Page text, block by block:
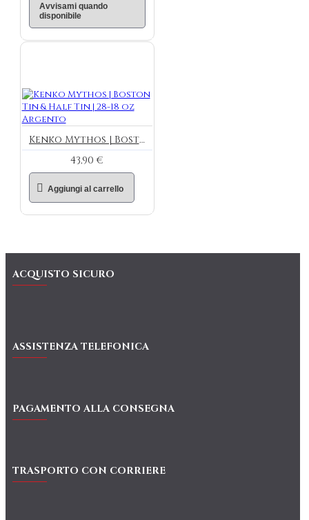
Avvisami quando
disponibile
Kenko Mythos | Boston Tin & Half Tin | 28-18 oz Argento
43,90 €
Aggiungi al carrello
ACQUISTO SICURO
ASSISTENZA TELEFONICA
PAGAMENTO ALLA CONSEGNA
TRASPORTO CON CORRIERE